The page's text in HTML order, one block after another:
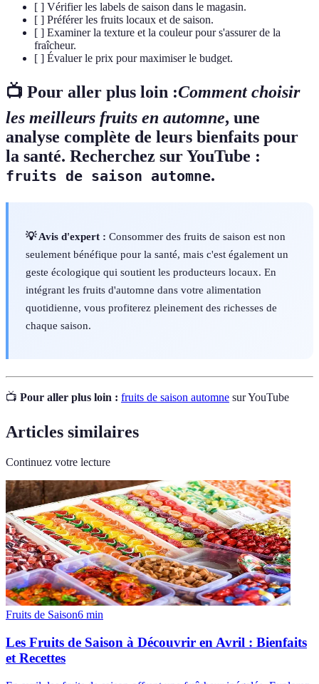
[ ] Vérifier les labels de saison dans le magasin.
[ ] Préférer les fruits locaux et de saison.
[ ] Examiner la texture et la couleur pour s'assurer de la
fraîcheur.
[ ] Évaluer le prix pour maximiser le budget.
📺 Pour aller plus loin :Comment choisir
les meilleurs fruits en automne, une
analyse complète de leurs bienfaits pour
la santé. Recherchez sur YouTube :
fruits de saison automne.
💡 Avis d'expert : Consommer des fruits de saison est non
seulement bénéfique pour la santé, mais c'est également un
geste écologique qui soutient les producteurs locaux. En
intégrant les fruits d'automne dans votre alimentation
quotidienne, vous profiterez pleinement des richesses de
chaque saison.
📺 Pour aller plus loin : fruits de saison automne sur YouTube
Articles similaires
Continuez votre lecture
Fruits de Saison6 min
Les Fruits de Saison à Découvrir en Avril : Bienfaits
et Recettes